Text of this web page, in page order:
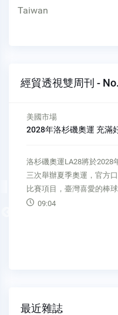
Taiwan
經貿透視雙周刊 -
美國市場
2028年洛杉磯奧運 充滿
洛杉磯奧運LA28將於2028
三次舉辦夏季奧運，官方
比賽項目，臺灣喜愛的棒
09:04
最近雜誌